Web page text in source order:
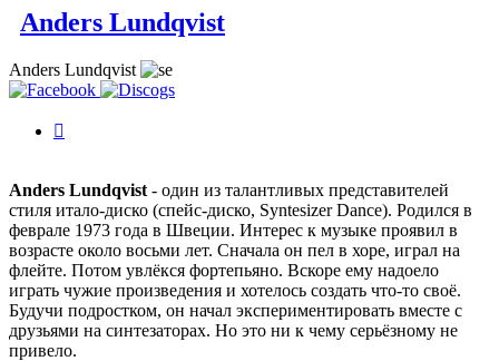
Anders Lundqvist
Anders Lundqvist
Anders Lundqvist - один из талантливых представителей
стиля итало-диско (спейс-диско, Syntesizer Dance). Родился в
феврале 1973 года в Швеции. Интерес к музыке проявил в
возрасте около восьми лет. Сначала он пел в хоре, играл на
флейте. Потом увлёкся фортепьяно. Вскоре ему надоело
играть чужие произведения и хотелось создать что-то своё.
Будучи подростком, он начал экспериментировать вместе с
друзьями на синтезаторах. Но это ни к чему серьёзному не
привело.